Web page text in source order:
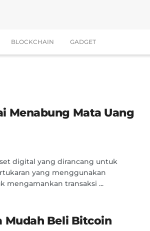
BLOCKCHAIN GADGET
Menabung Mata Uang
digital yang dirancang untuk
yang menggunakan
mengamankan transaksi ...
Mudah Beli Bitcoin